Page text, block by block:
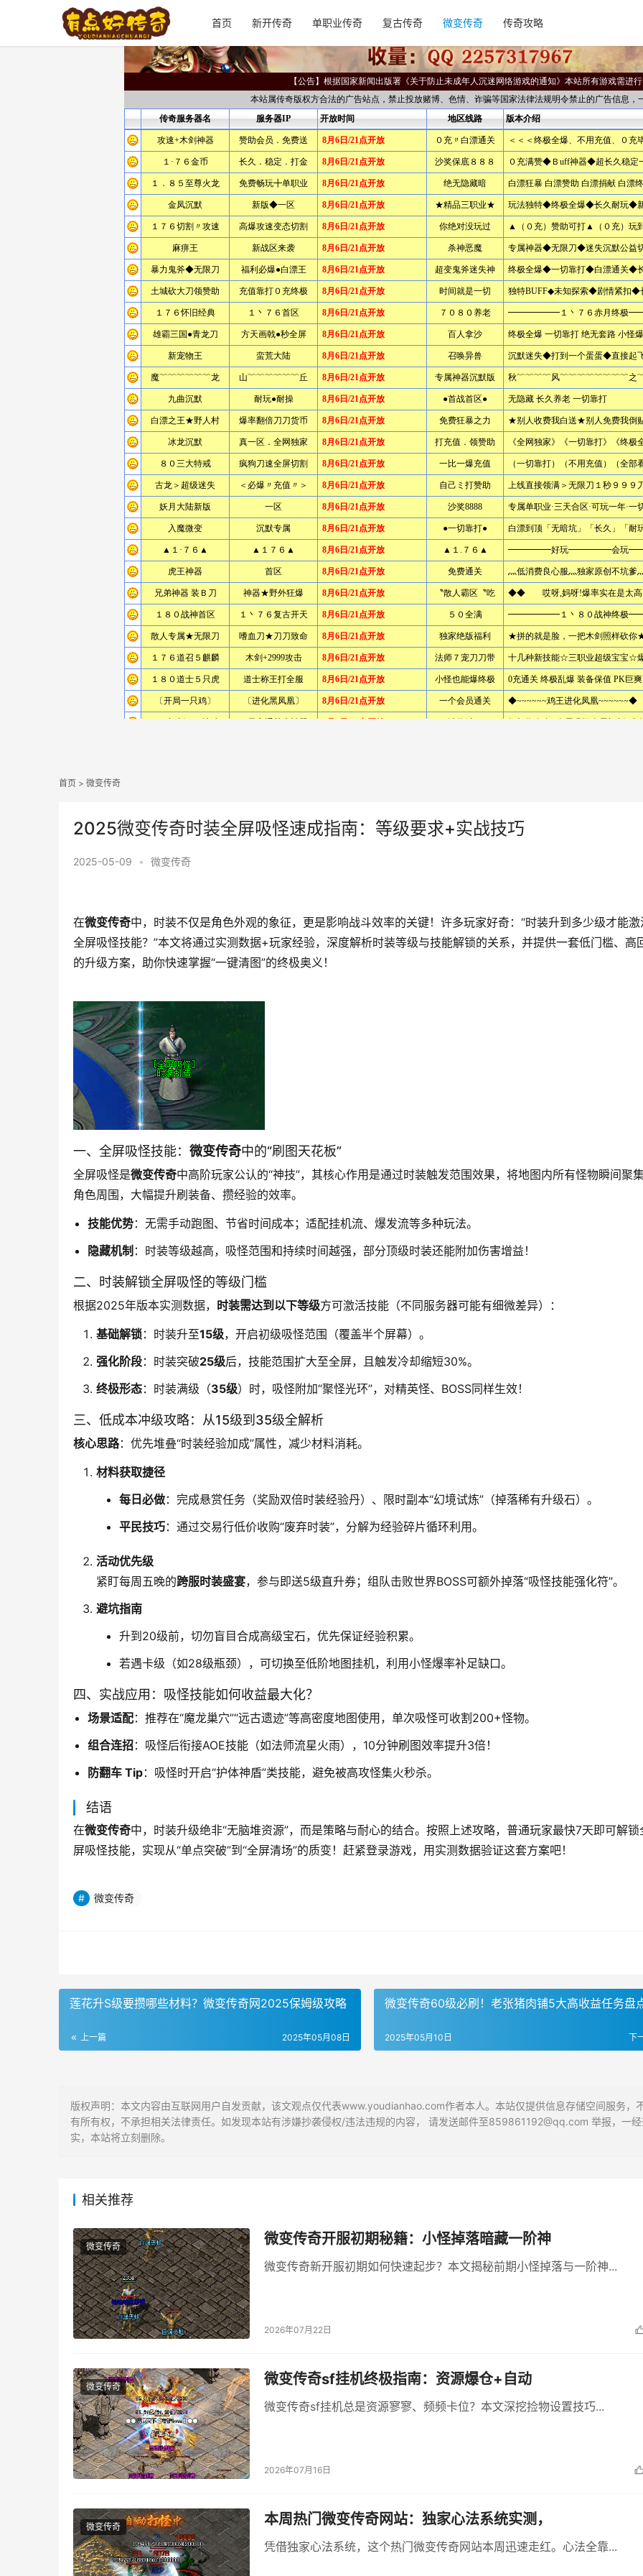
首页 新开传奇 单职业传奇 复古传奇 微变传奇 传奇攻略
首页 > 微变传奇
2025微变传奇时装全屏吸怪速成指南：等级要求+实战技巧
2025-05-09 • 微变传奇
在微变传奇中，时装不仅是角色外观的象征，更是影响战斗效率的关键！许多玩家好奇：“时装升到多少级才能激
全屏吸怪技能？”本文将通过实测数据+玩家经验，深度解析时装等级与技能解锁的关系，并提供一套低门槛、高
的升级方案，助你快速掌握“一键清图”的终极奥义！
一、全屏吸怪技能： 微变传奇中的“刷图天花板”
全屏吸怪是微变传奇中高阶玩家公认的“神技”，其核心作用是通过时装触发范围效果，将地图内所有怪物瞬间聚
角色周围，大幅提升刷装备、攒经验的效率。
技能优势：无需手动跑图、节省时间成本；适配挂机流、爆发流等多种玩法。
隐藏机制 ：时装等级越高，吸怪范围和持续时间越强，部分顶级时装还能附加伤害增益！
二、时装解锁全屏吸怪的等级门槛
根据2025年版本实测数据， 时装需达到以下等级方可激活技能（不同服务器可能有细微差异）：
基础解锁 ：时装升至15级，开启初级吸怪范围（覆盖半个屏幕）。
强化阶段：时装突破25级后，技能范围扩大至全屏，且触发冷却缩短30%。
终极形态：时装满级（35级）时，吸怪附加“聚怪光环”，对精英怪、BOSS同样生效！
三、低成本冲级攻略：从15级到35级全解析
核心思路：优先堆叠“时装经验加成”属性，减少材料消耗。
材料获取捷径
每日必做：完成悬赏任务（奖励双倍时装经验丹）、限时副本“幻境试炼”（掉落稀有升级石）。
平民技巧：通过交易行低价收购“废弃时装”，分解为经验碎片循环利用。
活动优先级
紧盯每周五晚的跨服时装盛宴，参与即送5级直升券；组队击败世界BOSS可额外掉落“吸怪技能强化符”。
避坑指南
升到20级前，切勿盲目合成高级宝石，优先保证经验积累。
若遇卡级（如28级瓶颈），可切换至低阶地图挂机，利用小怪爆率补足缺口。
四、实战应用：吸怪技能如何收益最大化？
场景适配：推荐在“魔龙巢穴”“远古遗迹”等高密度地图使用，单次吸怪可收割200+怪物。
组合连招：吸怪后衔接AOE技能（如法师流星火雨），10分钟刷图效率提升3倍！
防翻车 Tip：吸怪时开启“护体神盾”类技能，避免被高攻怪集火秒杀。
结语
在微变传奇中，时装升级绝非“无脑堆资源”，而是策略与耐心的结合。按照上述攻略，普通玩家最快7天即可解锁
屏吸怪技能，实现从“单点突破”到“全屏清场”的质变！赶紧登录游戏，用实测数据验证这套方案吧！
微变传奇
莲花升S级要攒哪些材料？微变传奇网2025保姆级攻略
上一篇 2025年05月08日
微变传奇60级必刷！老张猪肉铺5大高收益任务盘
下
2025年05月10日
版权声明：本文内容由互联网用户自发贡献，该文观点仅代表www.youdianhao.com作者本人。本站仅提供信息存储空间服务，
有所有权，不承担相关法律责任。如发现本站有涉嫌抄袭侵权/违法违规的内容， 请发送邮件至859861192@qq.com 举报，一
实，本站将立刻删除。
相关推荐
微变传奇 微变传奇开服初期秘籍：小怪掉落暗藏一阶神
微变传奇新开服初期如何快速起步？本文揭秘前期小怪掉落与一阶神...
2026年07月22日
微变传奇 微变传奇sf挂机终极指南：资源爆仓+自动
微变传奇sf挂机总是资源寥寥、频频卡位？本文深挖捡物设置技巧...
2026年07月16日
微变传奇 本周热门微变传奇网站：独家心法系统实测，
凭借独家心法系统，这个热门微变传奇网站本周迅速走红。心法全靠...